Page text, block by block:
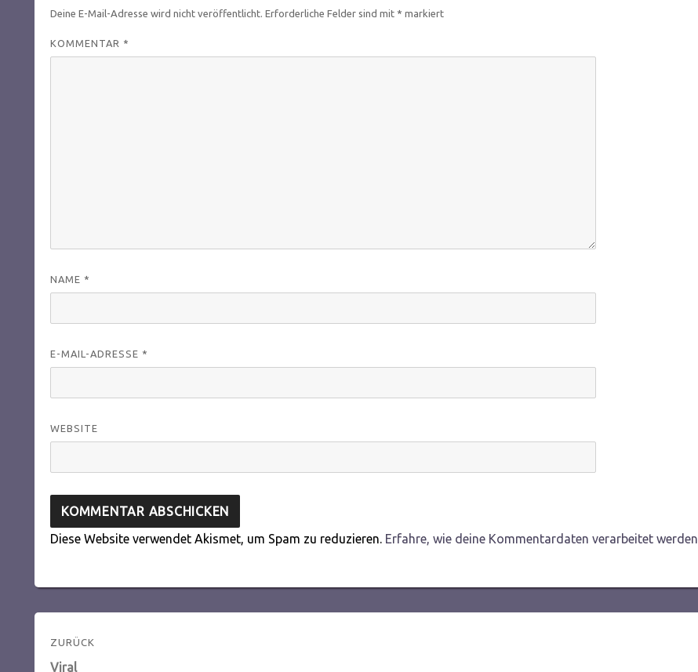
Deine E-Mail-Adresse wird nicht veröffentlicht. Erforderliche Felder sind mit * markiert
KOMMENTAR *
NAME *
E-MAIL-ADRESSE *
WEBSITE
Diese Website verwendet Akismet, um Spam zu reduzieren. Erfahre, wie deine Kommentardaten verarbeitet werden.
Beitragsnavigation
ZURÜCK
Vorheriger
Viral